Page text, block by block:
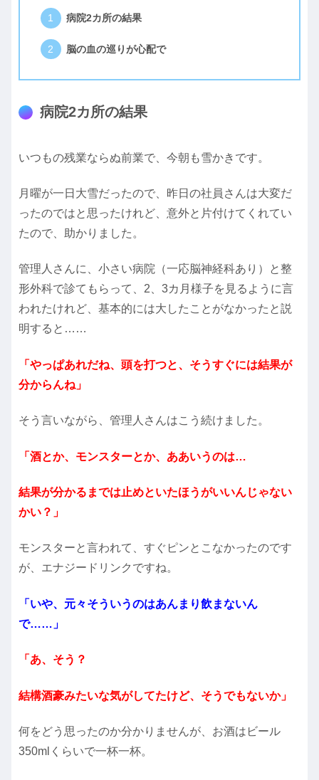
病院2カ所の結果
脳の血の巡りが心配で
病院2カ所の結果
いつもの残業ならぬ前業で、今朝も雪かきです。
月曜が一日大雪だったので、昨日の社員さんは大変だ
ったのではと思ったけれど、意外と片付けてくれてい
たので、助かりました。
管理人さんに、小さい病院（一応脳神経科あり）と整
形外科で診てもらって、2、3カ月様子を見るように言
われたけれど、基本的には大したことがなかったと説
明すると……
「やっぱあれだね、頭を打つと、そうすぐには結果が
分からんね」
そう言いながら、管理人さんはこう続けました。
「酒とか、モンスターとか、ああいうのは…
結果が分かるまでは止めといたほうがいいんじゃない
かい？」
モンスターと言われて、すぐピンとこなかったのです
が、エナジードリンクですね。
「いや、元々そういうのはあんまり飲まないん
で……」
「あ、そう？
結構酒豪みたいな気がしてたけど、そうでもないか」
何をどう思ったのか分かりませんが、お酒はビール
350mlくらいで一杯一杯。